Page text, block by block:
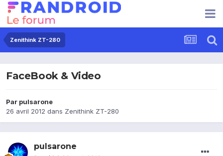
Zenithink ZT-280
FaceBook & Video
Par pulsarone
26 avril 2012 dans Zenithink ZT-280
pulsarone